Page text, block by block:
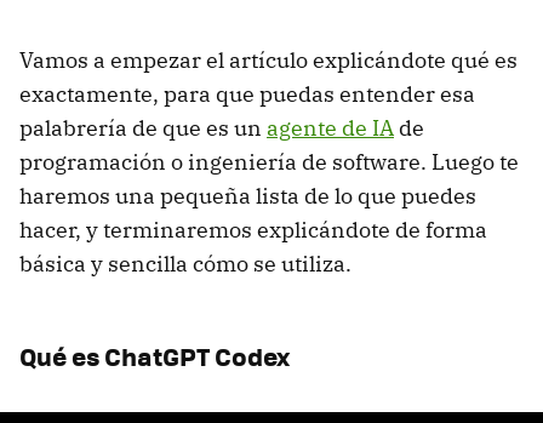
Vamos a empezar el artículo explicándote qué es
exactamente, para que puedas entender esa
palabrería de que es un agente de IA de
programación o ingeniería de software. Luego te
haremos una pequeña lista de lo que puedes
hacer, y terminaremos explicándote de forma
básica y sencilla cómo se utiliza.
Qué es ChatGPT Codex